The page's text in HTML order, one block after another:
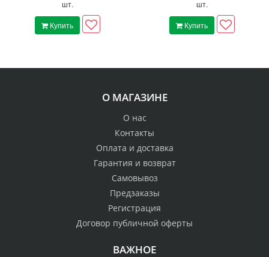
шт.
Купить
шт.
Купить
О МАГАЗИНЕ
О нас
Контакты
Оплата и доставка
Гарантия и возврат
Самовывоз
Предзаказы
Регистрация
Договор публичной оферты
ВАЖНОЕ